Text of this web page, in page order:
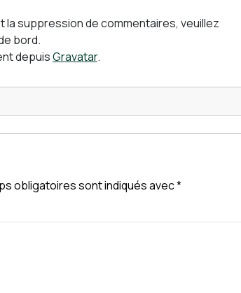
la suppression de commentaires, veuillez
bord.
depuisGravatar.
obligatoires sont indiqués avec*